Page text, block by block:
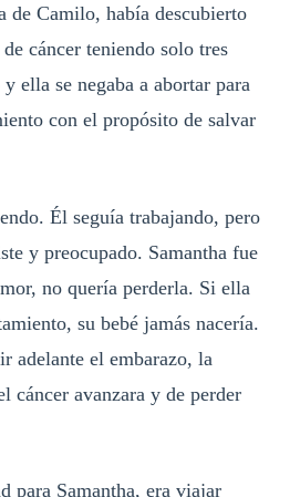
de Camilo, había descubierto
cáncer teniendo solo tres
ella se negaba a abortar para
con el propósito de salvar
Él seguía trabajando, pero
y preocupado. Samantha fue
no quería perderla. Si ella
su bebé jamás nacería.
adelante el embarazo, la
cáncer avanzara y de perder
para Samantha, era viajar